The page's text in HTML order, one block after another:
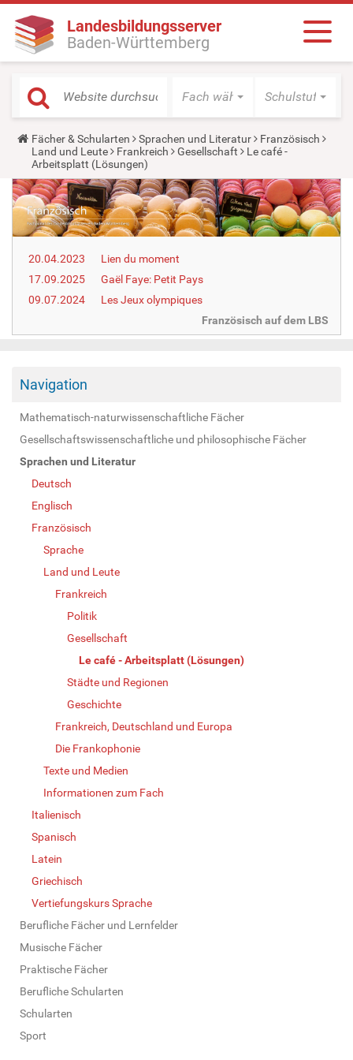
Landesbildungsserver
Baden-Württemberg
Fach wählen Schulstufe
Y
o
u
a
r
e
h
e
r
:
Fächer & Schularten Sprachen und Literatur
Französisch
Land und Leute
Frankreich Gesellschaft
Le café -
Arbeitsplatt (Lösungen)
20.04.2023
Lien du moment
17.09.2025
Gaël Faye: Petit Pays
09.07.2024
Les Jeux olympiques
Französisch auf dem LBS
Navigation
Mathematisch-naturwissenschaftliche Fächer
Gesellschaftswissenschaftliche und philosophische Fächer
Sprachen und Literatur
Deutsch
Englisch
Französisch
Sprache
Land und Leute
Frankreich
Politik
Gesellschaft
Le café - Arbeitsplatt (Lösungen)
Städte und Regionen
Geschichte
Frankreich, Deutschland und Europa
Die Frankophonie
Texte und Medien
Informationen zum Fach
Italienisch
Spanisch
Latein
Griechisch
Vertiefungskurs Sprache
Berufliche Fächer und Lernfelder
Musische Fächer
Praktische Fächer
Berufliche Schularten
Schularten
Sport